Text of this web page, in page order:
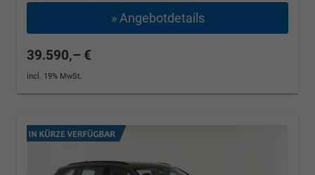
» Angebotdetails
39.590,– €
incl. 19% MwSt.